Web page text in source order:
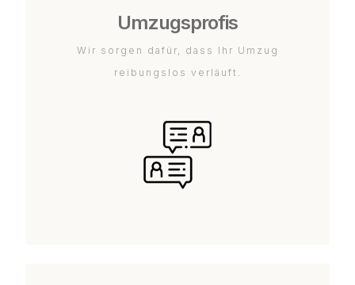
Umzugsprofis
Wir sorgen dafür, dass Ihr Umzug
reibungslos verläuft.